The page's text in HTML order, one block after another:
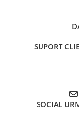
Schimbatoare spate
Manete frana
Manete schimbator
Manete mixte frana
Rulmenti si coronite
SUPORT
SOCIAL